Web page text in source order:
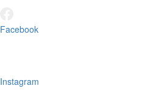
Facebook
Instagram